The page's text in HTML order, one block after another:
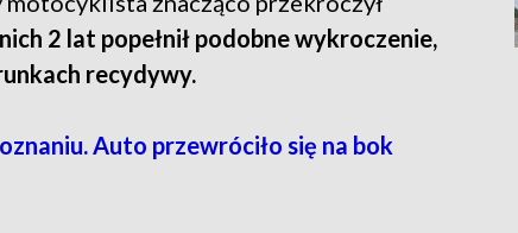
2 lat popełnił podobne wykroczenie,
recydywy.
Auto przewróciło się na bok